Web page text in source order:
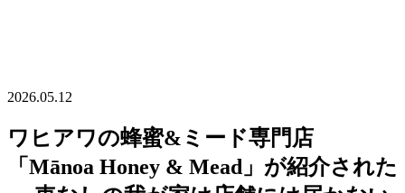
2026.05.12
ワヒアワの蜂蜜&ミード専門店
「Mānoa Honey & Mead」が紹介された